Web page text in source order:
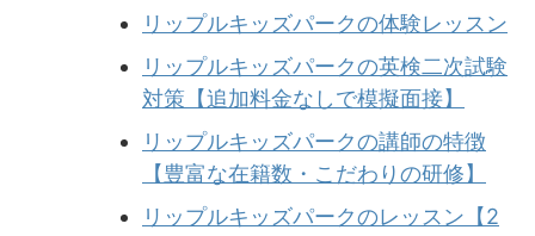
リップルキッズパークの体験レッスン
リップルキッズパークの英検二次試験
対策【追加料金なしで模擬面接】
リップルキッズパークの講師の特徴
【豊富な在籍数・こだわりの研修】
リップルキッズパークのレッスン【2